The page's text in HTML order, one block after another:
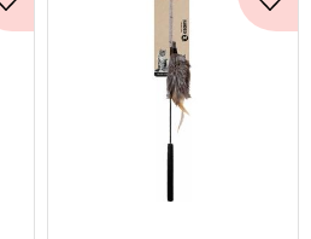
Lägg till i favoriter